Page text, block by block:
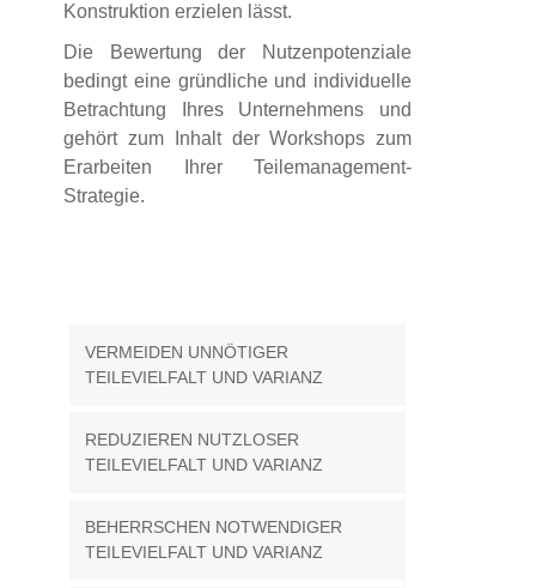
Konstruktion erzielen lässt.
Die Bewertung der Nutzenpotenziale
bedingt eine gründliche und individuelle
Betrachtung Ihres Unternehmens und
gehört zum Inhalt der Workshops zum
Erarbeiten Ihrer Teilemanagement-
Strategie.
VERMEIDEN UNNÖTIGER
TEILEVIELFALT UND VARIANZ
REDUZIEREN NUTZLOSER
TEILEVIELFALT UND VARIANZ
BEHERRSCHEN NOTWENDIGER
TEILEVIELFALT UND VARIANZ